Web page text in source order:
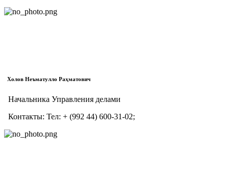
Холов Неъматулло Раҳматович
Начальника Управления делами
Контакты: Тел: + (992 44) 600-31-02;